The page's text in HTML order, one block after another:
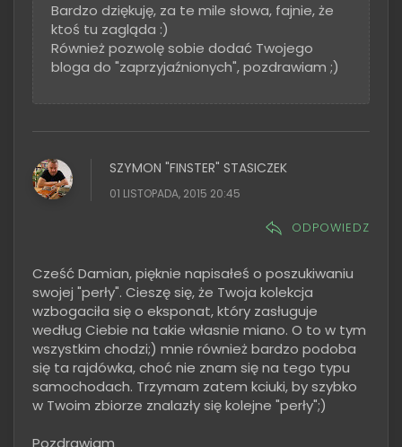
Bardzo dziękuję, za te mile słowa, fajnie, że
ktoś tu zagląda :)
Również pozwolę sobie dodać Twojego
bloga do "zaprzyjaźnionych", pozdrawiam ;)
SZYMON "FINSTER" STASICZEK
01 LISTOPADA, 2015 20:45
ODPOWIEDZ
Cześć Damian, pięknie napisałeś o poszukiwaniu
swojej "perły". Cieszę się, że Twoja kolekcja
wzbogaciła się o eksponat, który zasługuje
według Ciebie na takie własnie miano. O to w tym
wszystkim chodzi;) mnie również bardzo podoba
się ta rajdówka, choć nie znam się na tego typu
samochodach. Trzymam zatem kciuki, by szybko
w Twoim zbiorze znalazły się kolejne "perły";)
Pozdrawiam